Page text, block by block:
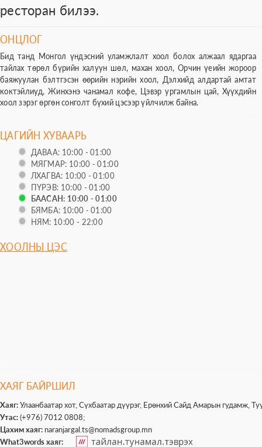
ресторан билээ.
ОНЦЛОГ
Бид танд Монгол үндэсний уламжлалт хоол болох алжаал ядаргаа
тайлах төрөл бүрийн халуун шөл, махан хоол, Орчин үеийн жороор
баяжуулан бэлтгэсэн өөрийн нэрийн хоол, Дэлхийд алдартай амтат
коктэйлиуд, Жинхэнэ чанамал кофе, Цэвэр ургамлын цай, Хүүхдийн
хоол зэрэг өргөн сонголт бүхий цэсээр үйлчилж байна.
ЦАГИЙН ХУВААРЬ
ДАВАА: 10:00 - 01:00
МЯГМАР: 10:00 - 01:00
ЛХАГВА: 10:00 - 01:00
ПҮРЭВ: 10:00 - 01:00
БААСАН: 10:00 - 01:00
БЯМБА: 10:00 - 01:00
НЯМ: 10:00 - 22:00
ХООЛНЫ ЦЭС
ХАЯГ БАЙРШИЛ
Хаяг:Улаанбаатар хот, Сүхбаатар дүүрэг, Ерөнхий Сайд Амарын гудамж,
Утас:(+976) 7012 0808;
Цахим хаяг: naranjargal.ts@nomadsgroup.mn
What3words хаяг: